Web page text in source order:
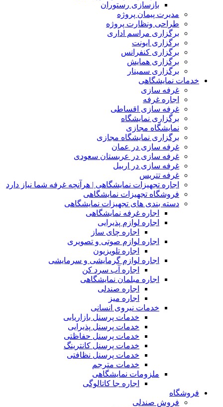
بازسازی رستوران
مدیرت پیمان پروژه
طراحی ونظارت پروژه
برگزاری مراسم اداری
برگزاری ایونت
برگزاری کنفرانس
برگزاری همایش
برگزاری سمینار
خدمات نمایشگاهی
غرفه سازی
اجاره غرفه
غرفه سازی اقساطی
برگزاری نمایشگاه
نمایشگاه مجازی
برگزاری نمایشگاه مجازی
غرفه سازی در عمان
غرفه سازی در عربستان سعودی
غرفه سازی در اربیل
غرفه تتریس
اجاره تجهیزات نمایشگاهی | هرآنچه غرفه شما نیاز دارد
فروشگاه تجهیزات نمایشگاهی
دسته بندی های تجهیزات نمایشگاهی
اجاره غرفه نمایشگاهی
اجاره لوازم پذیرایی
اجاره چای ساز
اجاره لوازم صوتی و تصویری
اجاره تلویزیون
اجاره لوازم گرمایشی و سرمایشی
اجاره آب سرد کن
اجاره مبلمان نمایشگاهی
اجاره صندلی
اجاره میز
خدمات نیروی انسانی
خدمات پرسنل بازاریابی
خدمات پرسنل پذیرایی
خدمات پرسنل حفاظتی
خدمات پرسنل کانترینگ
خدمات پرسنل نظافتی
خدمات مترجم
ملزومات نمایشگاهی
اجاره جا کاتالوگی
فروشگاه
فروش صندلی